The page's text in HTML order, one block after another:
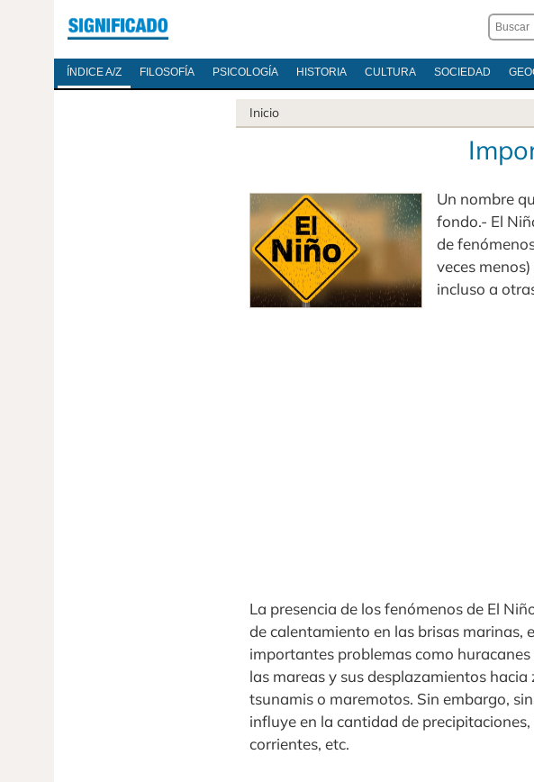
ÍNDICE A/Z FILOSOFÍA PSICOLOGÍA HISTORIA CULTURA SOCIEDAD
Inicio
Un nombre
fondo.- El
de
veces
incluso a
La presencia de los fenómenos de El
de calentamiento en las brisas marinas,
importantes problemas como
las mareas y sus desplazamientos
tsunamis o maremotos. Sin embargo,
influye en la cantidad de
corrientes, etc.